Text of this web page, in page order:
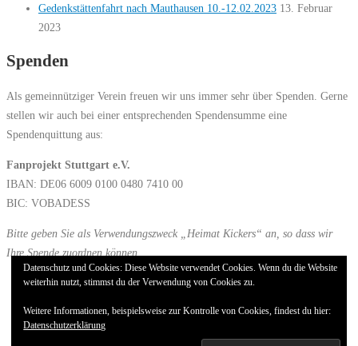
Gedenkstättenfahrt nach Mauthausen 10.-12.02.2023 13. Februar
2023
Spenden
Als gemeinnütziger Verein freuen wir uns immer sehr über Spenden. Gerne
stellen wir auch bei einer entsprechenden Spendensumme eine
Spendenquittung aus:
Fanprojekt Stuttgart e.V.
IBAN: DE06 6009 0100 0480 7410 00
BIC: VOBADESS
Bitte geben Sie als Verwendungszweck „Heimat Kickers“ an, so dass wir
Ihre Spende zuordnen können.
Impressum
Cookie-Richtlinie (EU)
Datenschutz und Cookies: Diese Website verwendet Cookies. Wenn du die Website
weiterhin nutzt, stimmst du der Verwendung von Cookies zu.
Weitere Informationen, beispielsweise zur Kontrolle von Cookies, findest du hier:
Datenschutzerklärung